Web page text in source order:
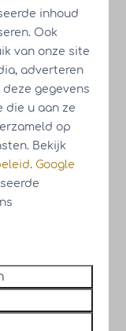
-
inhoud
Ook
van onze site
adverteren
gegevens
die u aan ze
op
Bekijk
. Google